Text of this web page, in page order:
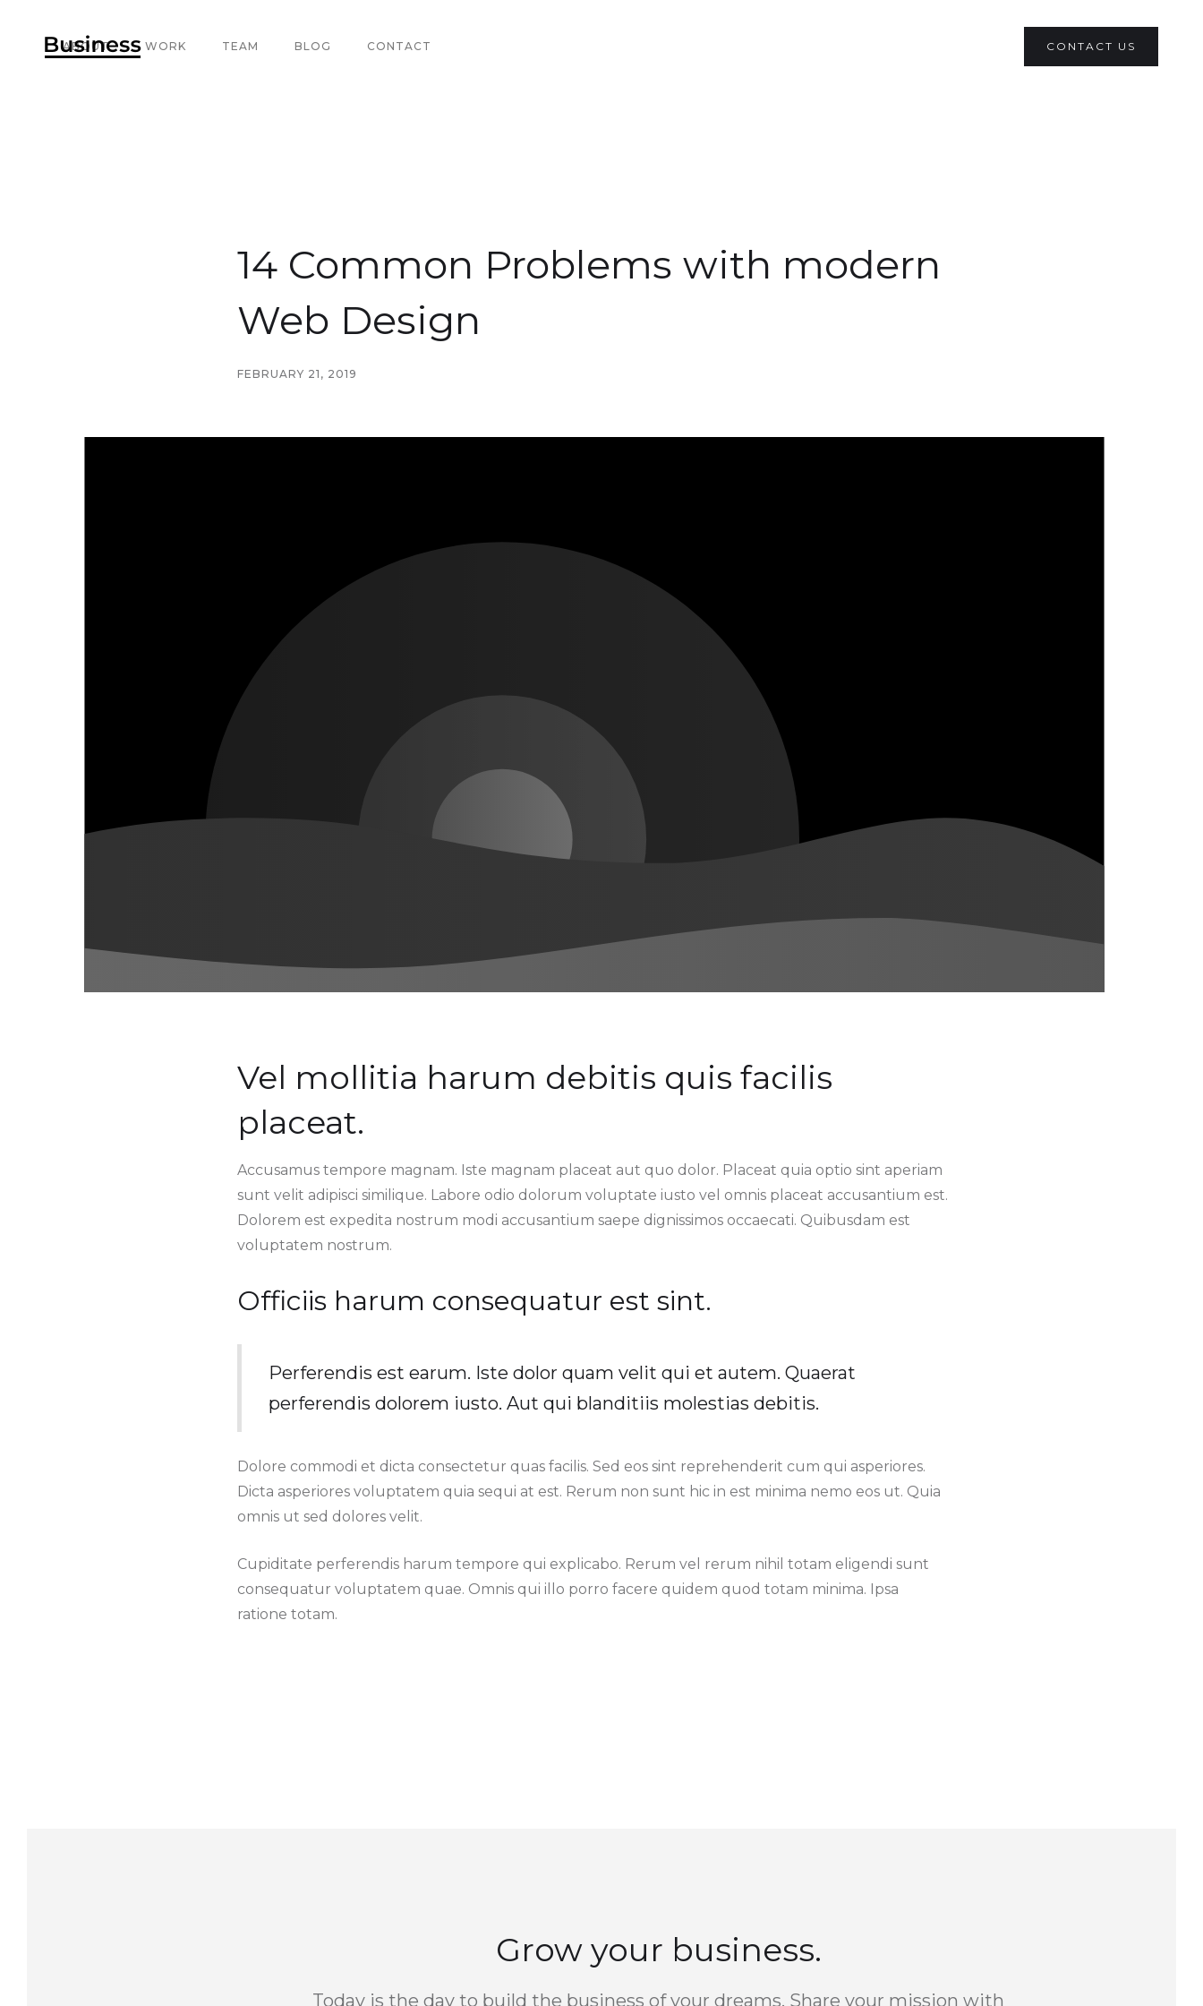
ABOUT WORK TEAM BLOG CONTACT CONTACT US
14 Common Problems with modern
Web Design
FEBRUARY 21, 2019
Vel mollitia harum debitis quis facilis
placeat.
Accusamus tempore magnam. Iste magnam placeat aut quo dolor. Placeat quia optio sint aperiam
sunt velit adipisci similique. Labore odio dolorum voluptate iusto vel omnis placeat accusantium est.
Dolorem est expedita nostrum modi accusantium saepe dignissimos occaecati. Quibusdam est
voluptatem nostrum.
Officiis harum consequatur est sint.
Perferendis est earum. Iste dolor quam velit qui et autem. Quaerat
perferendis dolorem iusto. Aut qui blanditiis molestias debitis.
Dolore commodi et dicta consectetur quas facilis. Sed eos sint reprehenderit cum qui asperiores.
Dicta asperiores voluptatem quia sequi at est. Rerum non sunt hic in est minima nemo eos ut. Quia
omnis ut sed dolores velit.
Cupiditate perferendis harum tempore qui explicabo. Rerum vel rerum nihil totam eligendi sunt
consequatur voluptatem quae. Omnis qui illo porro facere quidem quod totam minima. Ipsa
ratione totam.
Grow your business.
Today is the day to build the business of your dreams. Share your mission with